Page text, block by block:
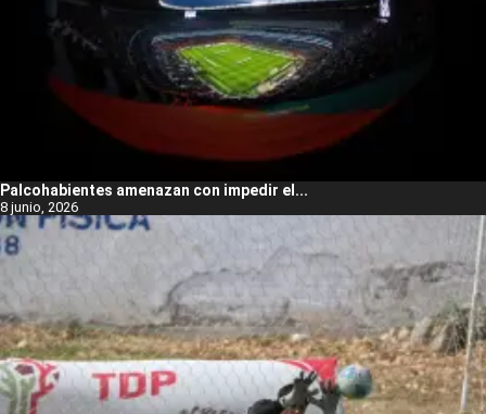
Palcohabientes amenazan con impedir el...
8 junio, 2026